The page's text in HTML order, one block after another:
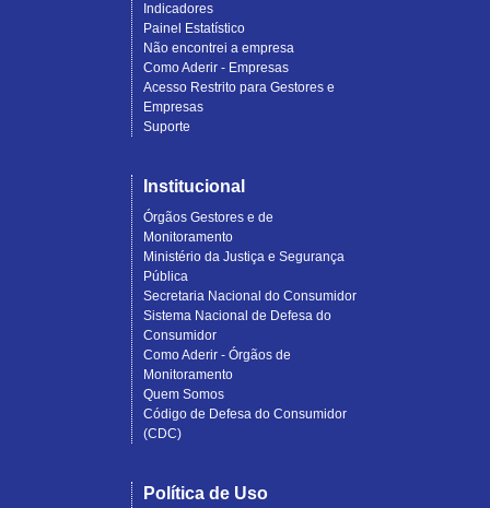
Indicadores
Painel Estatístico
Não encontrei a empresa
Como Aderir - Empresas
Acesso Restrito para Gestores e
Empresas
Suporte
Institucional
Órgãos Gestores e de
Monitoramento
Ministério da Justiça e Segurança
Pública
Secretaria Nacional do Consumidor
Sistema Nacional de Defesa do
Consumidor
Como Aderir - Órgãos de
Monitoramento
Quem Somos
Código de Defesa do Consumidor
(CDC)
Política de Uso